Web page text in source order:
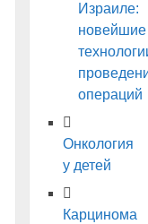
Израиле:
новейшие
операций
Онкология
у детей
Карцинома